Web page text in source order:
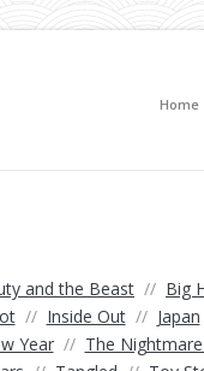
Home
and the Beast // Big
// Inside Out // Japan
Year // The